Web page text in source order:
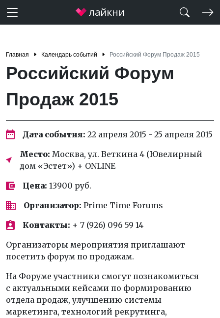
Главная Календарь событий Российский Форум Продаж 2015
Российский Форум
Продаж 2015
Дата события: 22 апреля 2015 - 25 апреля 2015
Место: Москва, ул. Веткина 4 (Ювелирный
дом «Эстет») + ONLINE
Цена: 13900 руб.
Организатор: Prime Time Forums
Контакты: + 7 (926) 096 59 14
Организаторы мероприятия приглашают
посетить форум по продажам.
На Форуме участники смогут познакомиться
с актуальными кейсами по формированию
отдела продаж, улучшению системы
маркетинга, технологий рекрутинга,